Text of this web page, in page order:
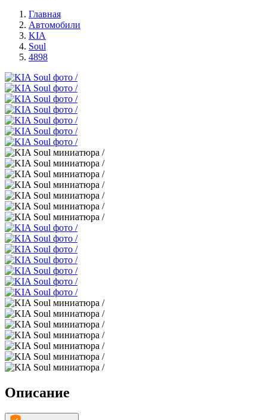
Главная
Автомобили
KIA
Soul
4898
Описание